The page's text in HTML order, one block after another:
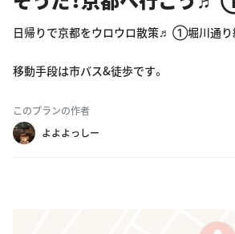
日帰りで京都をウロウロ散策♬ ①堀川通り
移動手段は市バス&徒歩です。
このプランの作者
よよよっしー